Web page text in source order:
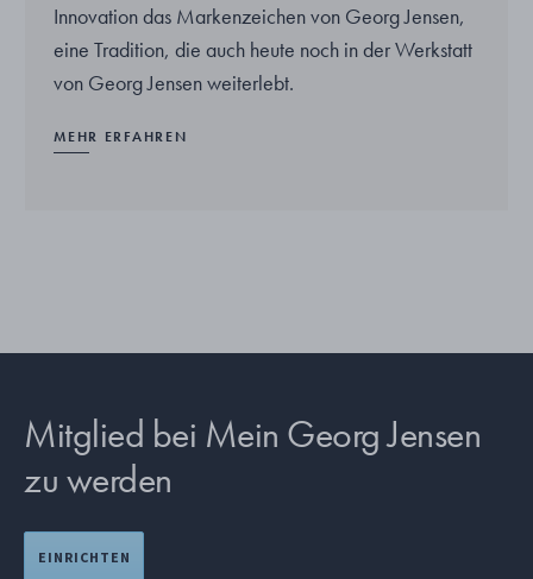
Innovation das Markenzeichen von Georg Jensen,
eine Tradition, die auch heute noch in der Werkstatt
von Georg Jensen weiterlebt.
MEHR ERFAHREN
Mitglied bei Mein Georg Jensen
zu werden
EINRICHTEN